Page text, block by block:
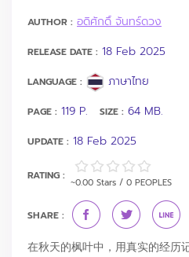
AUTHOR : อดิศักดิ์ จันทร์ดวง
RELEASE DATE : 18 Feb 2025
LANGUAGE : ภาษาไทย
PAGE : 119 P. SIZE : 64 MB.
UPDATE : 18 Feb 2025
RATING :
~0.00 Stars / 0 PEOPLES
SHARE :
在秋天的枫叶中，用真实的经历